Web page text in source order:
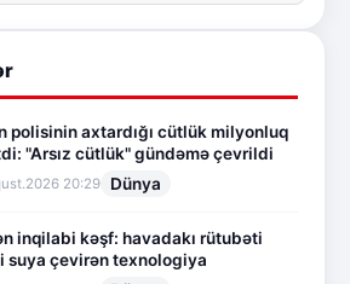
polisinin axtardığı cütlük milyonluq
"Arsız cütlük" gündəmə çevrildi
20:29 Dünya
inqilabi kəşf: havadakı rütubəti
suya çevirən texnologiya